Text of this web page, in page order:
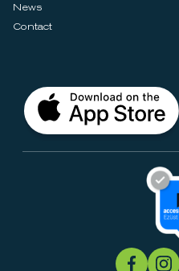
News
Contact